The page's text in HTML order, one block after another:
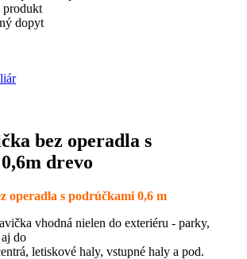
produkt
dopyt
bez operadla s
drevo
operadla s podrúčkami 0,6 m
vhodná nielen do exteriéru - parky,
do
letiskové haly, vstupné haly a pod.